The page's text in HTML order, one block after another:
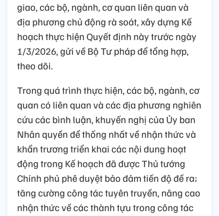
giao, các bộ, ngành, cơ quan liên quan và
địa phương chủ động rà soát, xây dựng Kế
hoạch thực hiện Quyết định này trước ngày
1/3/2026, gửi về Bộ Tư pháp để tổng hợp,
theo dõi.
Trong quá trình thực hiện, các bộ, ngành, cơ
quan có liên quan và các địa phương nghiên
cứu các bình luận, khuyến nghị của Ủy ban
Nhân quyền để thống nhất về nhận thức và
khẩn trương triển khai các nội dung hoạt
động trong Kế hoạch đã được Thủ tướng
Chính phủ phê duyệt bảo đảm tiến độ đề ra;
tăng cường công tác tuyên truyền, nâng cao
nhận thức về các thành tựu trong công tác